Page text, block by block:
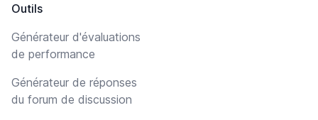
Outils
Générateur d'évaluations
de performance
Générateur de réponses
du forum de discussion